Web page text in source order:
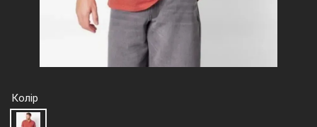
Колір